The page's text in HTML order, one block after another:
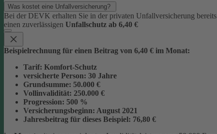
Was kostet eine Unfallversicherung?
Bei der DEVK erhalten Sie in der privaten Unfallversicherung bereits
einen zuverlässigen Unfallschutz ab 6,40 €
Beispielrechnung für einen Beitrag von 6,40 € im Monat:
Tarif: Komfort-Schutz
versicherte Person: 30 Jahre
Grundsumme: 50.000 €
Vollinvalidität: 250.000 €
Progression: 500 %
Versicherungsbeginn: August 2021
Jahresbeitrag für dieses Beispiel: 76,80 €